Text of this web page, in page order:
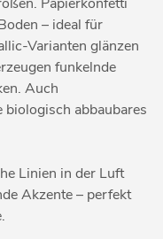
– ideal für
Varianten glänzen
funkelnde
Auch
abbaubares
Linien in der Luft
Akzente – perfekt